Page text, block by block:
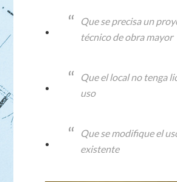
Que se precisa un
técnico de obra mayor
Que el local no tenga
uso
Que se modifique el
existente